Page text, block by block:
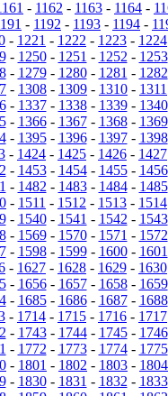
- 1162 - 1163 - 1164 -
- 1192 - 1193 - 1194 -
- 1221 - 1222 - 1223 - 1224
- 1250- 1251 - 1252 - 1253
- 1279- 1280- 1281 - 1282
- 1308 - 1309 - 1310 - 1311
- 1337- 1338- 1339- 1340
- 1366- 1367- 1368- 1369
- 1395- 1396- 1397- 1398
- 1424 - 1425 - 1426 - 1427
- 1453- 1454- 1455- 1456
- 1482 - 1483- 1484- 1485
- 1511 - 1512 - 1513 - 1514
- 1540- 1541 - 1542 - 1543
- 1569- 1570- 1571 - 1572
- 1598- 1599- 1600- 1601
- 1627 - 1628 - 1629 - 1630
- 1656- 1657- 1658- 1659
- 1685- 1686- 1687- 1688
- 1714 - 1715 - 1716 - 1717
- 1743- 1744- 1745- 1746
- 1772 - 1773- 1774- 1775
- 1801 - 1802 - 1803 - 1804
- 1830- 1831 - 1832 - 1833